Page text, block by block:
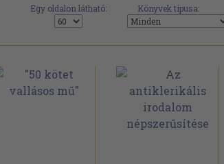
Egy oldalon látható: Könyvek típusa: